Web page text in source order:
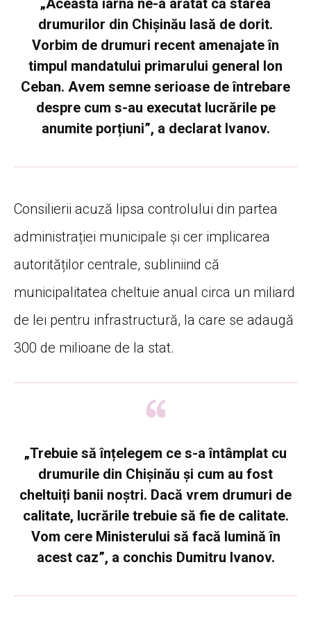
„Această iarnă ne-a arătat că starea
drumurilor din Chișinău lasă de dorit.
Vorbim de drumuri recent amenajate în
timpul mandatului primarului general Ion
Ceban. Avem semne serioase de întrebare
despre cum s-au executat lucrările pe
anumite porțiuni”, a declarat Ivanov.
Consilierii acuză lipsa controlului din partea
administrației municipale și cer implicarea
autorităților centrale, subliniind că
municipalitatea cheltuie anual circa un miliard
de lei pentru infrastructură, la care se adaugă
300 de milioane de la stat.
„Trebuie să înțelegem ce s-a întâmplat cu
drumurile din Chișinău și cum au fost
cheltuiți banii noștri. Dacă vrem drumuri de
calitate, lucrările trebuie să fie de calitate.
Vom cere Ministerului să facă lumină în
acest caz”, a conchis Dumitru Ivanov.